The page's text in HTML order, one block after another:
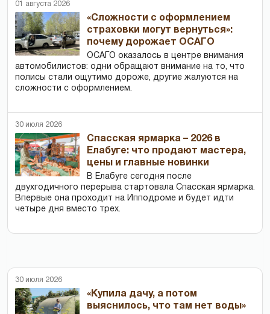
01 августа 2026
«Сложности с оформлением
страховки могут вернуться»:
почему дорожает ОСАГО
ОСАГО оказалось в центре внимания
автомобилистов: одни обращают внимание на то, что
полисы стали ощутимо дороже, другие жалуются на
сложности с оформлением.
30 июля 2026
Спасская ярмарка – 2026 в
Елабуге: что продают мастера,
цены и главные новинки
В Елабуге сегодня после
двухгодичного перерыва стартовала Спасская ярмарка.
Впервые она проходит на Ипподроме и будет идти
четыре дня вместо трех.
30 июля 2026
«Купила дачу, а потом
выяснилось, что там нет воды»